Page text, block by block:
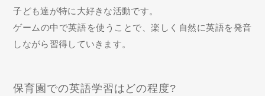
子ども達が特に大好きな活動です。
ゲームの中で英語を使うことで、楽しく自然に英語を発音
しながら習得していきます。
保育園での英語学習はどの程度?